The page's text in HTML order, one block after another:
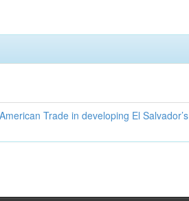
Trade in developing El Salvador’s